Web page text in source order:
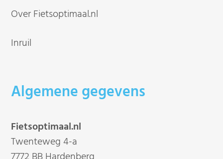
Over Fietsoptimaal.nl
Inruil
Algemene gegevens
Fietsoptimaal.nl
Twenteweg 4-a